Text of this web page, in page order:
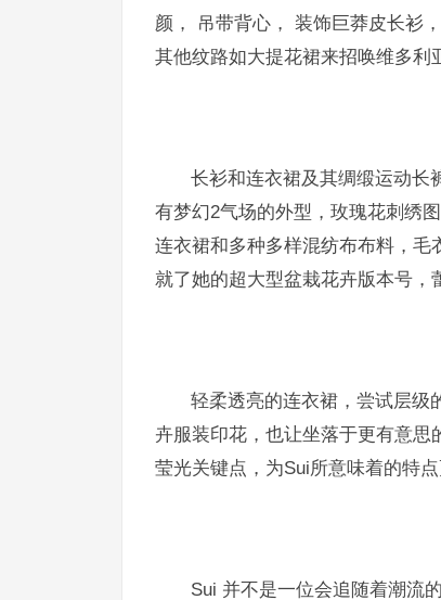
颜， 吊带背心， 装饰巨莽皮长衫
其他纹路如大提花裙来招唤维多利
长衫和连衣裙及其绸缎运动长
有梦幻2气场的外型，玫瑰花刺绣
连衣裙和多种多样混纺布布料，毛
就了她的超大型盆栽花卉版本号，
轻柔透亮的连衣裙，尝试层级
卉服装印花，也让坐落于更有意
莹光关键点，为Sui所意味着的特
Sui 并不是一位会追随着潮流